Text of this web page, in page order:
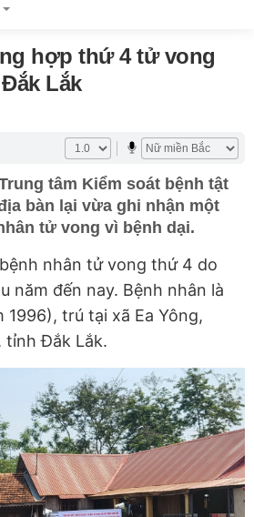
hợp thứ 4 tử vong
Lắk
tâm Kiểm soát bệnh tật
bàn lại vừa ghi nhận một
tử vong vì bệnh dại.
nhân tử vong thứ 4 do
năm đến nay. Bệnh nhân là
1996), trú tại xã Ea Yông,
tỉnh Đắk Lắk.